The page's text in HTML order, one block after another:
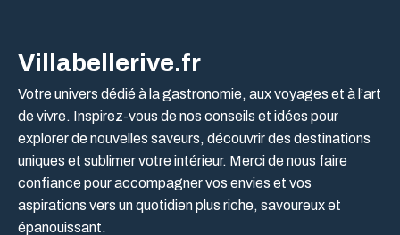
Villabellerive.fr
Votre univers dédié à la gastronomie, aux voyages et à l’art
de vivre. Inspirez-vous de nos conseils et idées pour
explorer de nouvelles saveurs, découvrir des destinations
uniques et sublimer votre intérieur. Merci de nous faire
confiance pour accompagner vos envies et vos
aspirations vers un quotidien plus riche, savoureux et
épanouissant.